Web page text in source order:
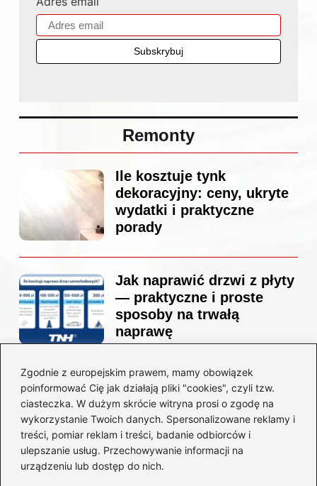
Zgodnie z europejskim prawem, mamy obowiązek
poinformować Cię jak działają pliki "cookies", czyli tzw.
ciasteczka. W dużym skrócie witryna prosi o zgodę na
wykorzystanie Twoich danych. Spersonalizowane reklamy i
treści, pomiar reklam i treści, badanie odbiorców i
ulepszanie usług. Przechowywanie informacji na
urządzeniu lub dostęp do nich.
Remonty
Ile kosztuje tynk
dekoracyjny: ceny, ukryte
wydatki i praktyczne
porady
Jak naprawić drzwi z płyty
— praktyczne i proste
sposoby na trwałą
naprawę
Ile kosztuje projekt
łazienki u architekta —
ceny, które naprawdę
zaskoczą